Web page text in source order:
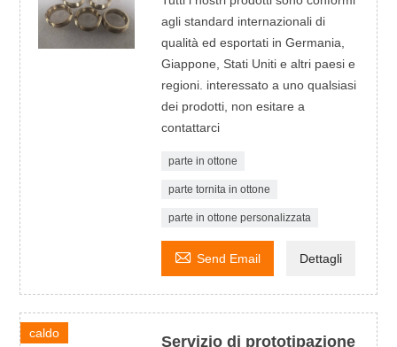
agli standard internazionali di
qualità ed esportati in Germania,
Giappone, Stati Uniti e altri paesi e
regioni. interessato a uno qualsiasi
dei prodotti, non esitare a
contattarci
parte in ottone
parte tornita in ottone
parte in ottone personalizzata
 Send Email Dettagli
caldo
Servizio di prototipazione